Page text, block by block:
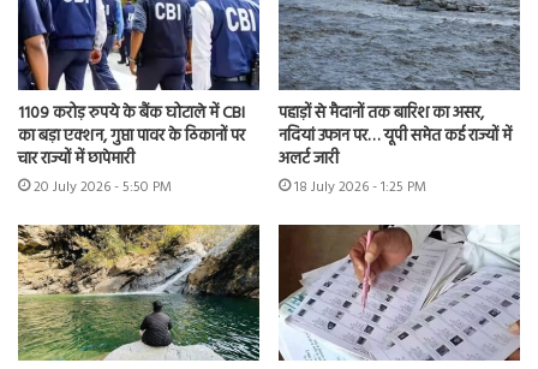
1109 करोड़ रुपये के बैंक घोटाले में CBI
का बड़ा एक्शन, गुप्ता पावर के ठिकानों पर
चार राज्यों में छापेमारी
20 July 2026 - 5:50 PM
पहाड़ों से मैदानों तक बारिश का असर,
नदियां उफान पर… यूपी समेत कई राज्यों में
अलर्ट जारी
18 July 2026 - 1:25 PM